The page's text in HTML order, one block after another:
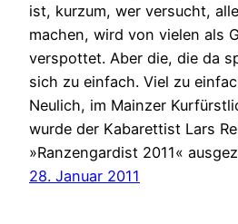
ist, kurzum, wer versucht,
machen, wird von vielen als
verspottet. Aber die, die da
sich zu einfach. Viel zu
Neulich, im Mainzer
wurde der Kabarettist Lars
»Ranzengardist 2011«
28. Januar 2011